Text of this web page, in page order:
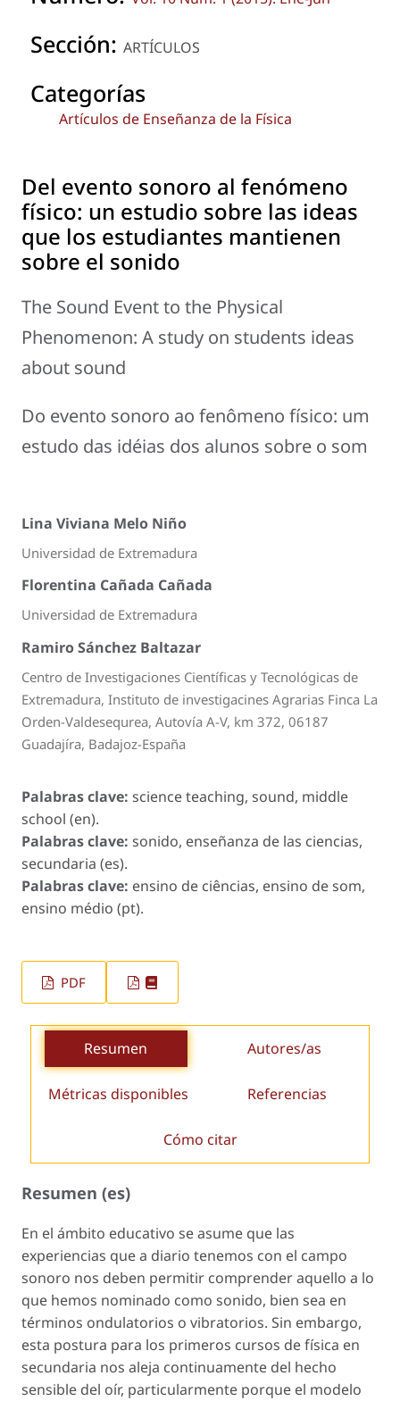
Sección: ARTÍCULOS
Categorías
Artículos de Enseñanza de la Física
Del evento sonoro al fenómeno
físico: un estudio sobre las ideas
que los estudiantes mantienen
sobre el sonido
The Sound Event to the Physical
Phenomenon: A study on students ideas
about sound
Do evento sonoro ao fenômeno físico: um
estudo das idéias dos alunos sobre o som
Lina Viviana Melo Niño
Universidad de Extremadura
Florentina Cañada Cañada
Universidad de Extremadura
Ramiro Sánchez Baltazar
Centro de Investigaciones Científicas y Tecnológicas de
Extremadura, Instituto de investigacines Agrarias Finca La
Orden-Valdesequrea, Autovía A-V, km 372, 06187
Guadajíra, Badajoz-España
Palabras clave: science teaching, sound, middle
school (en).
Palabras clave: sonido, enseñanza de las ciencias,
secundaria (es).
Palabras clave: ensino de ciências, ensino de som,
ensino médio (pt).
PDF
Resumen Autores/as
Métricas disponibles Referencias
Cómo citar
Resumen (es)
En el ámbito educativo se asume que las
experiencias que a diario tenemos con el campo
sonoro nos deben permitir comprender aquello a lo
que hemos nominado como sonido, bien sea en
términos ondulatorios o vibratorios. Sin embargo,
esta postura para los primeros cursos de física en
secundaria nos aleja continuamente del hecho
sensible del oír, particularmente porque el modelo